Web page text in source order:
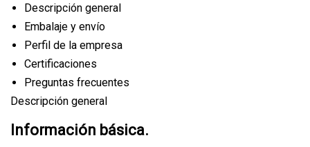
Descripción general
Embalaje y envío
Perfil de la empresa
Certificaciones
Preguntas frecuentes
Descripción general
Información básica.